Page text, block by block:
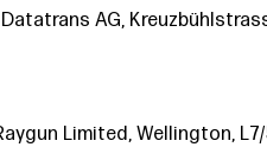
AG,
Limited, Wellington,